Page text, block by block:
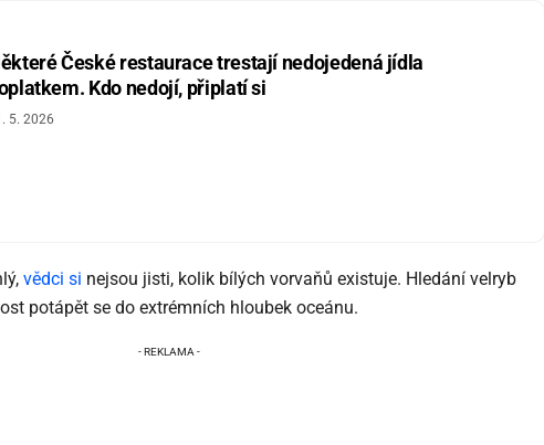
České restaurace trestají nedojedená jídla
Kdo nedojí, připlatí si
5. 2026
vědci si nejsou jisti, kolik bílých vorvaňů existuje. Hledání velryb
potápět se do extrémních hloubek oceánu.